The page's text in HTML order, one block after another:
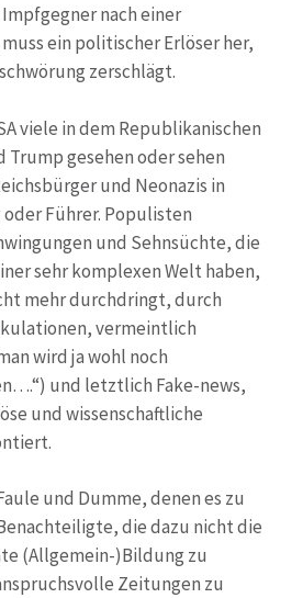
nach einer
ein politischer Erlöser her,
zerschlägt.
viele in dem Republikanischen
Trump gesehen oder sehen
und Neonazis in
Führer. Populisten
und Sehnsüchte, die
sehr komplexen Welt haben,
mehr durchdringt, durch
vermeintlich
wird ja wohl noch
und letztlich Fake-news,
und wissenschaftliche
und Dumme, denen es zu
die dazu nicht die
(Allgemein-)Bildung zu
Zeitungen zu